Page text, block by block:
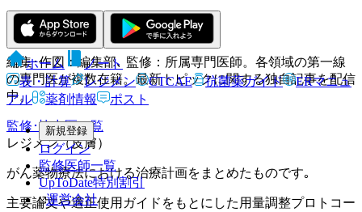
ホーム
ノート
表・計算
レジメン CTCAE 抗菌薬ガイド
ERマニュ
アル
薬剤情報 ポスト
新規登録
ログイン
監修医師一覧
UpToDate特別割引
運営会社
HOKUTO編集部
編集･作図：編集部､ 監修：所属専門医師。各領域の第一線
の専門医が複数在籍。最新トピックに関する独自記事を配信
中。
監修･協力医一覧
レジメン（皮膚）
がん薬物療法における治療計画をまとめたものです｡
主要論文や適正使用ガイドをもとにした用量調整プロトコー